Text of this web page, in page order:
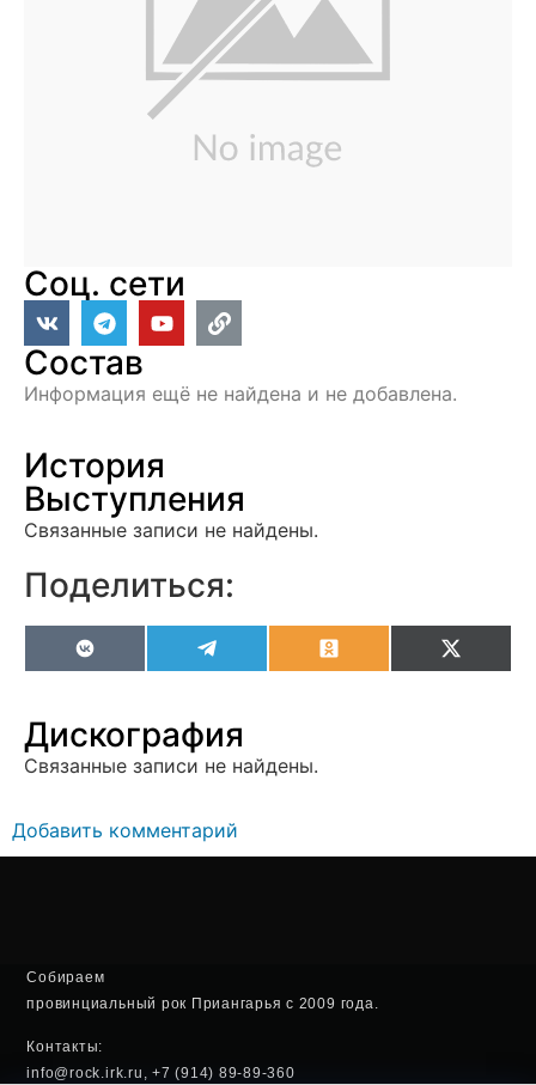
Соц. сети
Состав
Информация ещё не найдена и не добавлена.
История
Выступления
Связанные записи не найдены.
Поделиться:
VK OdnoklassnikiX
Дискография
Связанные записи не найдены.
Добавить комментарий
Собираем
провинциальный рок Приангарья с 2009 года.
Контакты:
info@rock.irk.ru, +7 (914) 89-89-360